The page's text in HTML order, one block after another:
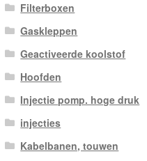
Filterboxen
Gaskleppen
Geactiveerde koolstof
Hoofden
Injectie pomp. hoge druk
injecties
Kabelbanen, touwen